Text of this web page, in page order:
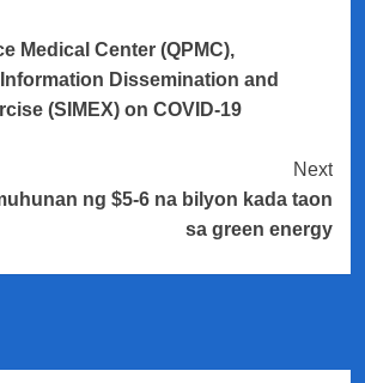
Medical Center (QPMC),
Dissemination and
(SIMEX) on COVID-19
Next
ng $5-6 na bilyon kada taon
sa green energy